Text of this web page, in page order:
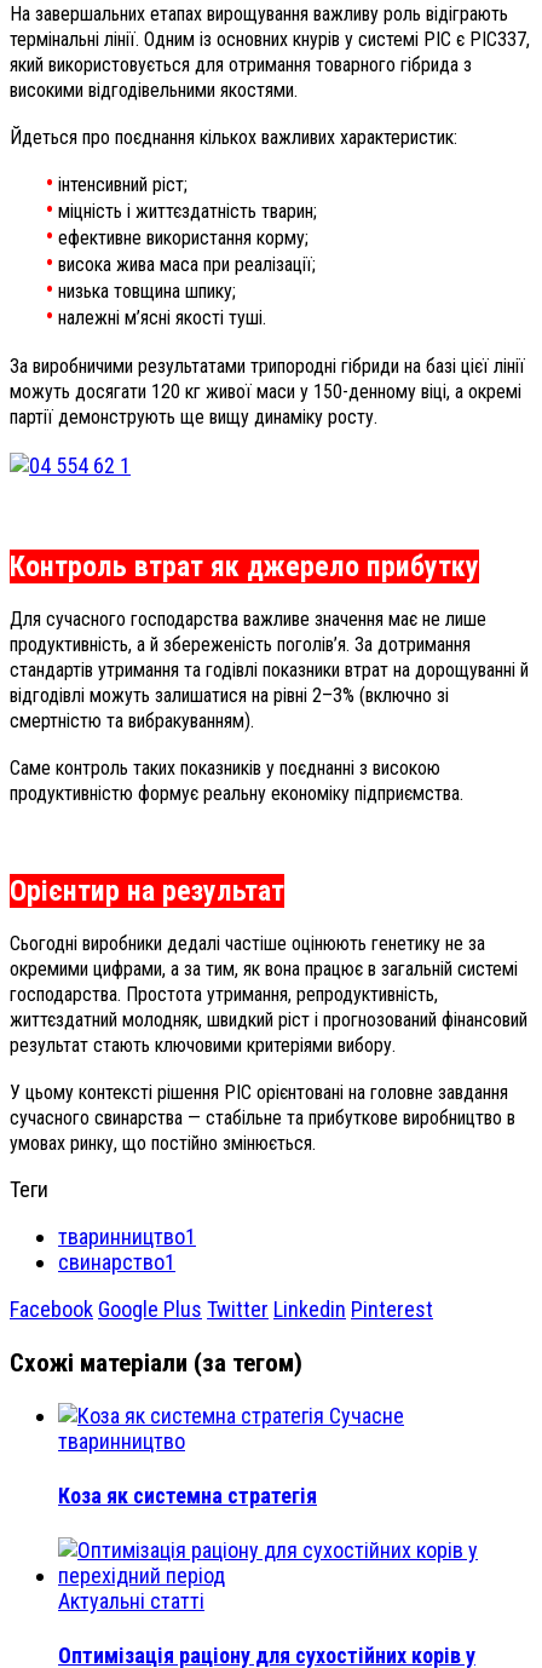
На завершальних етапах вирощування важливу роль відіграють
термінальні лінії. Одним із основних кнурів у системі РІС є РІС337,
який використовується для отримання товарного гібрида з
високими відгодівельними якостями.
Йдеться про поєднання кількох важливих характеристик:
• інтенсивний ріст;
• міцність і життєздатність тварин;
• ефективне використання корму;
• висока жива маса при реалізації;
• низька товщина шпику;
• належні м’ясні якості туші.
За виробничими результатами трипородні гібриди на базі цієї лінії
можуть досягати 120 кг живої маси у 150-денному віці, а окремі
партії демонструють ще вищу динаміку росту.
Контроль втрат як джерело прибутку
Для сучасного господарства важливе значення має не лише
продуктивність, а й збереженість поголів’я. За дотримання
стандартів утримання та годівлі показники втрат на дорощуванні й
відгодівлі можуть залишатися на рівні 2–3% (включно зі
смертністю та вибракуванням).
Саме контроль таких показників у поєднанні з високою
продуктивністю формує реальну економіку підприємства.
Орієнтир на результат
Сьогодні виробники дедалі частіше оцінюють генетику не за
окремими цифрами, а за тим, як вона працює в загальній системі
господарства. Простота утримання, репродуктивність,
життєздатний молодняк, швидкий ріст і прогнозований фінансовий
результат стають ключовими критеріями вибору.
У цьому контексті рішення РІС орієнтовані на головне завдання
сучасного свинарства — стабільне та прибуткове виробництво в
умовах ринку, що постійно змінюється.
Теги
тваринництво1
свинарство1
Facebook Google Plus Twitter Linkedin Pinterest
Схожі матеріали (за тегом)
Сучасне
тваринництво
Коза як системна стратегія
Актуальні статті
Оптимізація раціону для сухостійних корів у